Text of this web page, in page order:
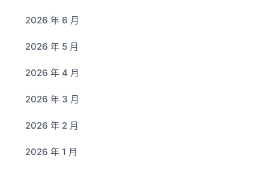
2026 年 6 月
2026 年 5 月
2026 年 4 月
2026 年 3 月
2026 年 2 月
2026 年 1 月